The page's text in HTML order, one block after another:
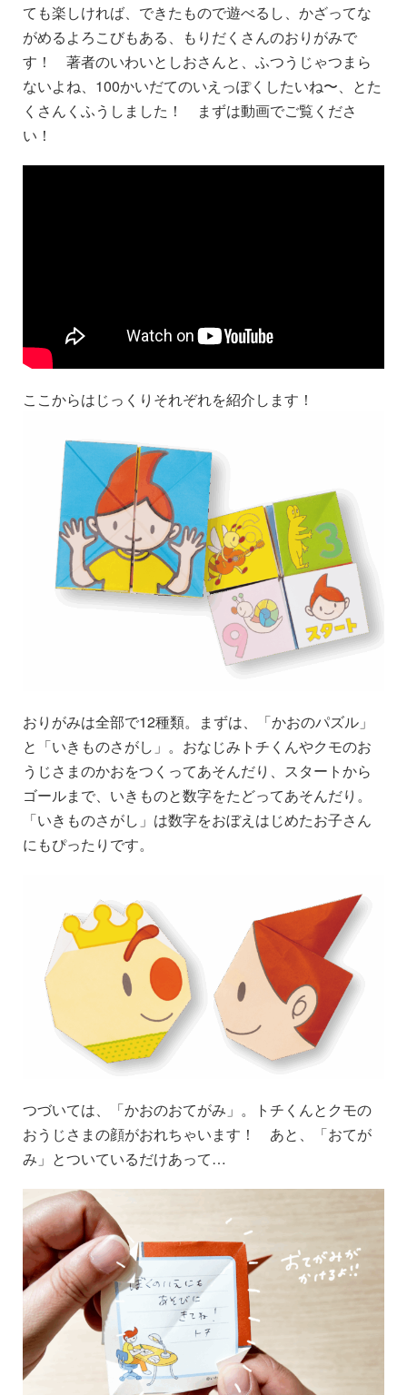
ても楽しければ、できたもので遊べるし、かざってな
がめるよろこびもある、もりだくさんのおりがみで
す！ 著者のいわいとしおさんと、ふつうじゃつまら
ないよね、100かいだてのいえっぽくしたいね〜、とた
くさんくふうしました！ まずは動画でご覧くださ
い！
ここからはじっくりそれぞれを紹介します！
おりがみは全部で12種類。まずは、「かおのパズル」
と「いきものさがし」。おなじみトチくんやクモのお
うじさまのかおをつくってあそんだり、スタートから
ゴールまで、いきものと数字をたどってあそんだり。
「いきものさがし」は数字をおぼえはじめたお子さん
にもぴったりです。
つづいては、「かおのおてがみ」。トチくんとクモの
おうじさまの顔がおれちゃいます！ あと、「おてが
み」とついているだけあって…